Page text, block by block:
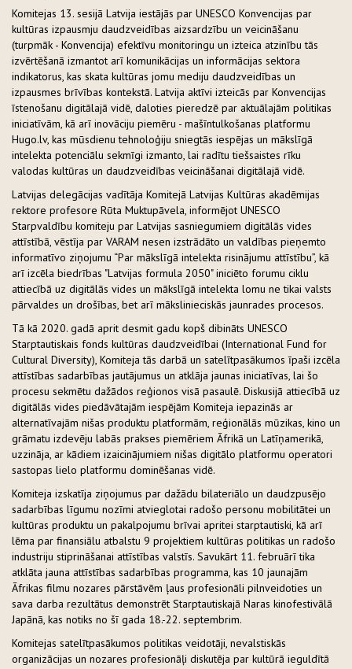
Komitejas 13. sesijā Latvija iestājās par UNESCO Konvencijas par
kultūras izpausmju daudzveidības aizsardzību un veicināšanu
(turpmāk - Konvencija) efektīvu monitoringu un izteica atzinību tās
izvērtēšanā izmantot arī komunikācijas un informācijas sektora
indikatorus, kas skata kultūras jomu mediju daudzveidības un
izpausmes brīvības kontekstā. Latvija aktīvi izteicās par Konvencijas
īstenošanu digitālajā vidē, daloties pieredzē par aktuālajām politikas
iniciatīvām, kā arī inovāciju piemēru - mašīntulkošanas platformu
Hugo.lv, kas mūsdienu tehnoloģiju sniegtās iespējas un mākslīgā
intelekta potenciālu sekmīgi izmanto, lai radītu tiešsaistes rīku
valodas kultūras un daudzveidības veicināšanai digitālajā vidē.
Latvijas delegācijas vadītāja Komitejā Latvijas Kultūras akadēmijas
rektore profesore Rūta Muktupāvela, informējot UNESCO
Starpvaldību komiteju par Latvijas sasniegumiem digitālās vides
attīstībā, vēstīja par VARAM nesen izstrādāto un valdības pieņemto
informatīvo ziņojumu “Par mākslīgā intelekta risinājumu attīstību”, kā
arī izcēla biedrības "Latvijas formula 2050" iniciēto forumu ciklu
attiecībā uz digitālās vides un mākslīgā intelekta lomu ne tikai valsts
pārvaldes un drošības, bet arī mākslinieciskās jaunrades procesos.
Tā kā 2020. gadā aprit desmit gadu kopš dibināts UNESCO
Starptautiskais fonds kultūras daudzveidībai (International Fund for
Cultural Diversity), Komiteja tās darbā un satelītpasākumos īpaši izcēla
attīstības sadarbības jautājumus un atklāja jaunas iniciatīvas, lai šo
procesu sekmētu dažādos reģionos visā pasaulē. Diskusijā attiecībā uz
digitālās vides piedāvātajām iespējām Komiteja iepazinās ar
alternatīvajām nišas produktu platformām, reģionālās mūzikas, kino un
grāmatu izdevēju labās prakses piemēriem Āfrikā un Latīņamerikā,
uzzināja, ar kādiem izaicinājumiem nišas digitālo platformu operatori
sastopas lielo platformu dominēšanas vidē.
Komiteja izskatīja ziņojumus par dažādu bilateriālo un daudzpusējo
sadarbības līgumu nozīmi atvieglotai radošo personu mobilitātei un
kultūras produktu un pakalpojumu brīvai apritei starptautiski, kā arī
lēma par finansiālu atbalstu 9 projektiem kultūras politikas un radošo
industriju stiprināšanai attīstības valstīs. Savukārt 11. februārī tika
atklāta jauna attīstības sadarbības programma, kas 10 jaunajām
Āfrikas filmu nozares pārstāvēm ļaus profesionāli pilnveidoties un
sava darba rezultātus demonstrēt Starptautiskajā Naras kinofestivālā
Japānā, kas notiks no šī gada 18.-22. septembrim.
Komitejas satelītpasākumos politikas veidotāji, nevalstiskās
organizācijas un nozares profesionāļi diskutēja par kultūrā ieguldītā